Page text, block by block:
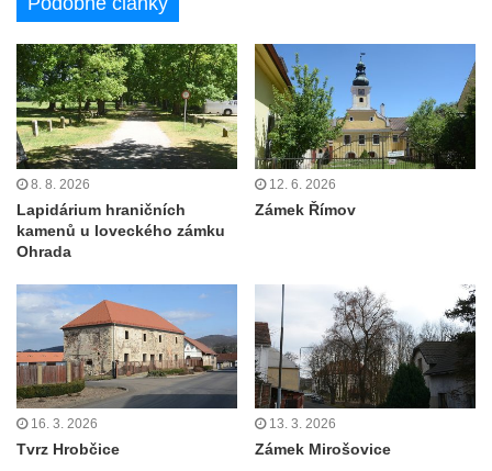
8. 8. 2026
Lapidárium hraničních
kamenů u loveckého zámku
Ohrada
12. 6. 2026
Zámek Římov
16. 3. 2026
Tvrz Hrobčice
13. 3. 2026
Zámek Mirošovice